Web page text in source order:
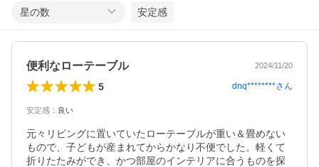
星の数 安定感
便利なローテーブル 2024/11/20
5 dnq********さん
安定感 ： 良い
元々リビングに置いていたローテーブルが重い＆畳めない
もので、子どもが産まれてからかなり不便でした。軽くて
折りたたみができ、かつ部屋のインテリアに合うものを探